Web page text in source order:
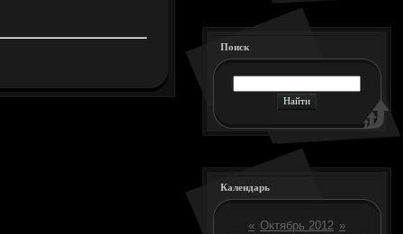
Поиск
Календарь
« Октябрь 2012 »